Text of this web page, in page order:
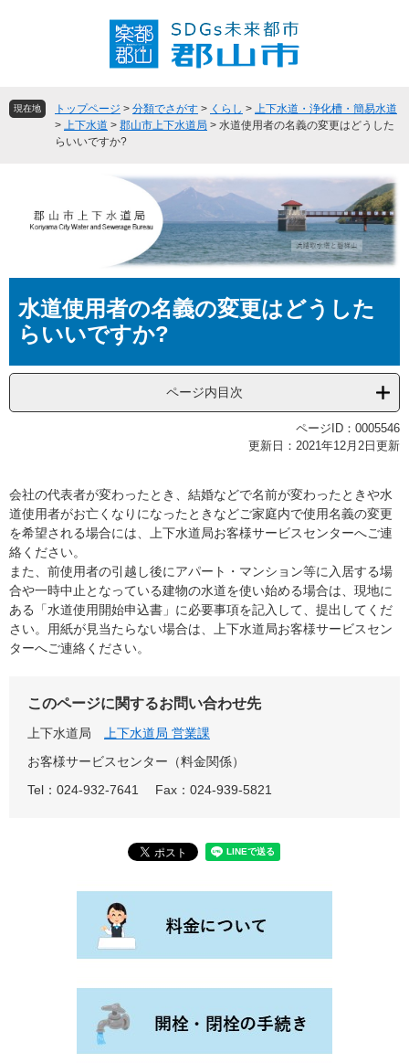
頭
飛現在地 トップページ > 分類でさがす > くらし > 上下水道・浄化槽・簡易水道
> 上下水道 > 郡山市上下水道局 > 水道使用者の名義の変更はどうした
らいいですか?
文水道使用者の名義の変更はどうした
らいいですか?
ページ内目次
ページID：0005546
更新日：2021年12月2日更新
会社の代表者が変わったとき、結婚などで名前が変わったときや水
道使用者がお亡くなりになったときなどご家庭内で使用名義の変更
を希望される場合には、上下水道局お客様サービスセンターへご連
絡ください。
また、前使用者の引越し後にアパート・マンション等に入居する場
合や一時中止となっている建物の水道を使い始める場合は、現地に
ある「水道使用開始申込書」に必要事項を記入して、提出してくだ
さい。用紙が見当たらない場合は、上下水道局お客様サービスセン
ターへご連絡ください。
このページに関するお問い合わせ先
上下水道局
上下水道局 営業課
お客様サービスセンター（料金関係）
Tel：024-932-7641
Fax：024-939-5821